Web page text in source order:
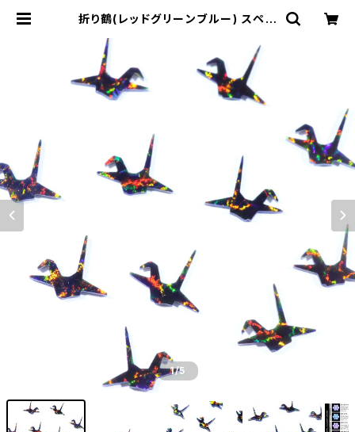
折り鶴(レッドグリーンブルー) スペシ
熱ガラス / ボロシリケイトガラス（CO
E33）専用 | 33Opal
1/5